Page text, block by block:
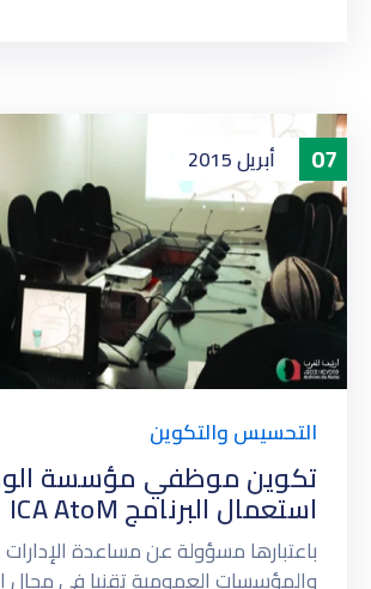
07 أبريل2015
التحسيس والتكوين
تكوين موظفي مؤسسة
استعمال البرنامج ICA AtoM
باعتبارها مسؤولة عن مساعدة الإدارات
والمؤسسات العمومية تقنيا في مجال